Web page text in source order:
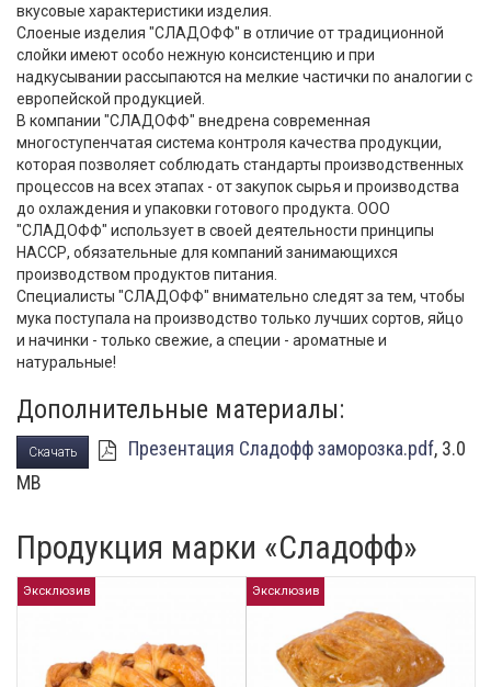
вкусовые характеристики изделия.
Слоеные изделия "СЛАДОФФ" в отличие от традиционной
слойки имеют особо нежную консистенцию и при
надкусывании рассыпаются на мелкие частички по аналогии с
европейской продукцией.
В компании "СЛАДОФФ" внедрена современная
многоступенчатая система контроля качества продукции,
которая позволяет соблюдать стандарты производственных
процессов на всех этапах - от закупок сырья и производства
до охлаждения и упаковки готового продукта. ООО
"СЛАДОФФ" использует в своей деятельности принципы
НАССР, обязательные для компаний занимающихся
производством продуктов питания.
Специалисты "СЛАДОФФ" внимательно следят за тем, чтобы
мука поступала на производство только лучших сортов, яйцо
и начинки - только свежие, а специи - ароматные и
натуральные!
Дополнительные материалы:
Скачать Презентация Сладофф заморозка.pdf, 3.0
MB
Продукция марки «Сладофф»
Эксклюзив Эксклюзив